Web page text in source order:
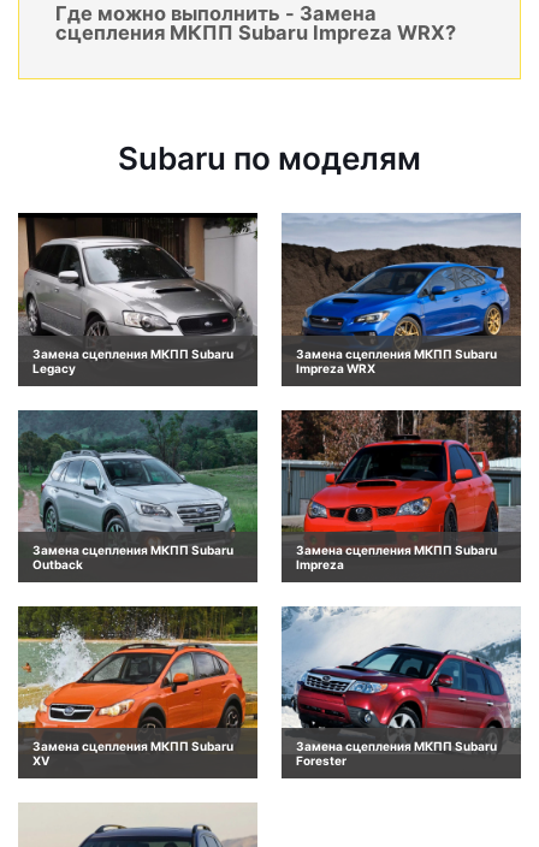
Где можно выполнить - Замена
сцепления МКПП Subaru Impreza WRX?
Subaru по моделям
Замена сцепления МКПП Subaru
Legacy
Замена сцепления МКПП Subaru
Impreza WRX
Замена сцепления МКПП Subaru
Outback
Замена сцепления МКПП Subaru
Impreza
Замена сцепления МКПП Subaru
XV
Замена сцепления МКПП Subaru
Forester